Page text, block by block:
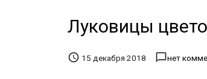
Луковицы
 15 декабря 2018 нет